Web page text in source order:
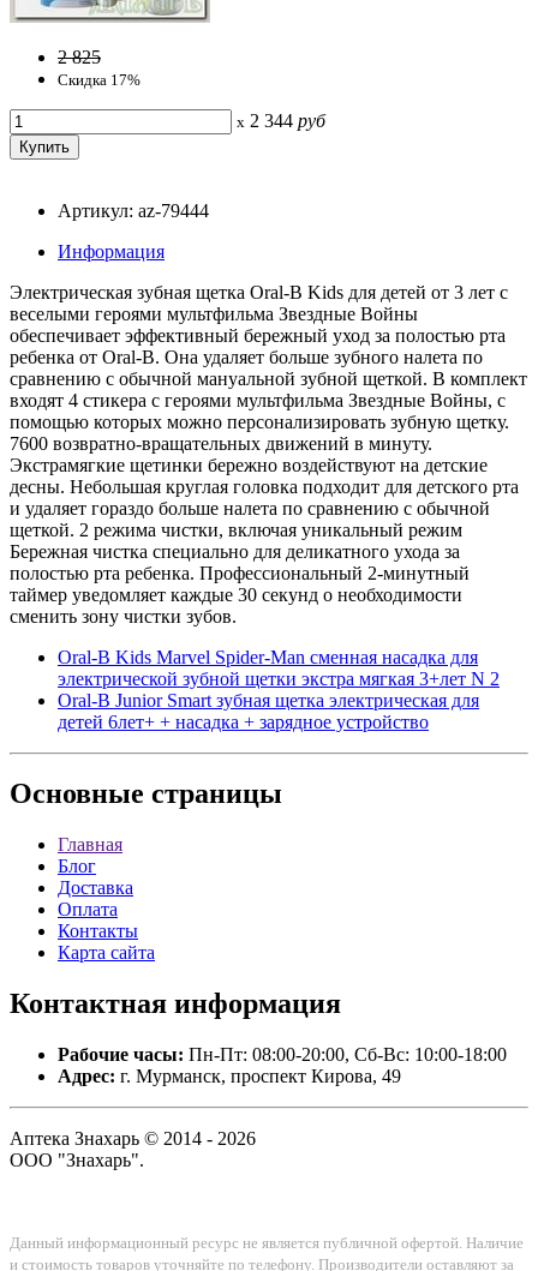
2 825
Скидка 17%
x 2 344 руб
Артикул: az-79444
Информация
Электрическая зубная щетка Oral-B Kids для детей от 3 лет с
веселыми героями мультфильма Звездные Войны
обеспечивает эффективный бережный уход за полостью рта
ребенка от Oral-B. Она удаляет больше зубного налета по
сравнению с обычной мануальной зубной щеткой. В комплект
входят 4 стикера с героями мультфильма Звездные Войны, с
помощью которых можно персонализировать зубную щетку.
7600 возвратно-вращательных движений в минуту.
Экстрамягкие щетинки бережно воздействуют на детские
десны. Небольшая круглая головка подходит для детского рта
и удаляет гораздо больше налета по сравнению с обычной
щеткой. 2 режима чистки, включая уникальный режим
Бережная чистка специально для деликатного ухода за
полостью рта ребенка. Профессиональный 2-минутный
таймер уведомляет каждые 30 секунд о необходимости
сменить зону чистки зубов.
Oral-B Kids Marvel Spider-Man сменная насадка для
электрической зубной щетки экстра мягкая 3+лет N 2
Oral-B Junior Smart зубная щетка электрическая для
детей 6лет+ + насадка + зарядное устройство
Основные страницы
Главная
Блог
Доставка
Оплата
Контакты
Карта сайта
Контактная информация
Рабочие часы: Пн-Пт: 08:00-20:00, Сб-Вс: 10:00-18:00
Адрес: г. Мурманск, проспект Кирова, 49
Аптека Знахарь © 2014 - 2026
ООО "Знахарь".
Данный информационный ресурс не является публичной офертой. Наличие
и стоимость товаров уточняйте по телефону. Производители оставляют за